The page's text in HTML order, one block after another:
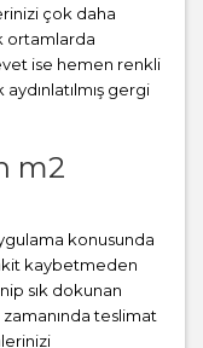
çok daha
ortamlarda
ise hemen renkli
gergi
m2
konusunda
kaybetmeden
sık dokunan
teslimat